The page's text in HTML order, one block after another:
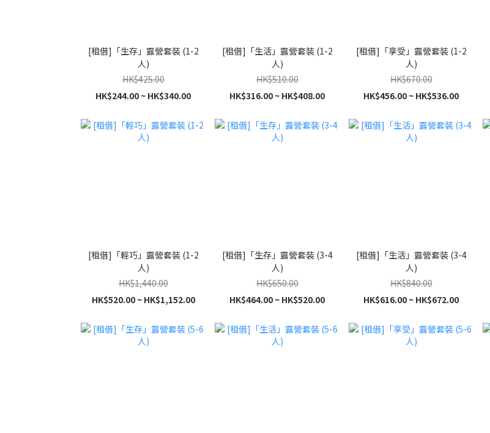
[租借]「生存」露營套裝 (1-2
人)
HK$425.00
HK$244.00 ~ HK$340.00
[租借]「生活」露營套裝 (1-2
人)
HK$510.00
HK$316.00 ~ HK$408.00
[租借]「享受」露營套裝 (1-2
人)
HK$670.00
HK$456.00 ~ HK$536.00
[租借]「輕巧」露營套裝 (1-2
人)
HK$1,440.00
HK$520.00 ~ HK$1,152.00
[租借]「生存」露營套裝 (3-4
人)
HK$650.00
HK$464.00 ~ HK$520.00
[租借]「生活」露營套裝 (3-4
人)
HK$840.00
HK$616.00 ~ HK$672.00